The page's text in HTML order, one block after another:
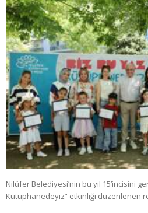
Nilüfer Belediyesi’nin bu yıl 15’incisini
Kütüphanedeyiz” etkinliği düzenlenen